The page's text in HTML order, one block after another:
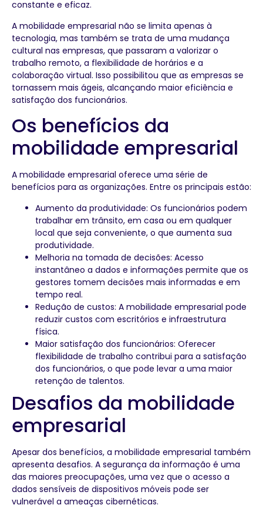
constante e eficaz.
A mobilidade empresarial não se limita apenas à
tecnologia, mas também se trata de uma mudança
cultural nas empresas, que passaram a valorizar o
trabalho remoto, a flexibilidade de horários e a
colaboração virtual. Isso possibilitou que as empresas se
tornassem mais ágeis, alcançando maior eficiência e
satisfação dos funcionários.
Os benefícios da
mobilidade empresarial
A mobilidade empresarial oferece uma série de
benefícios para as organizações. Entre os principais estão:
Aumento da produtividade: Os funcionários podem
trabalhar em trânsito, em casa ou em qualquer
local que seja conveniente, o que aumenta sua
produtividade.
Melhoria na tomada de decisões: Acesso
instantâneo a dados e informações permite que os
gestores tomem decisões mais informadas e em
tempo real.
Redução de custos: A mobilidade empresarial pode
reduzir custos com escritórios e infraestrutura
física.
Maior satisfação dos funcionários: Oferecer
flexibilidade de trabalho contribui para a satisfação
dos funcionários, o que pode levar a uma maior
retenção de talentos.
Desafios da mobilidade
empresarial
Apesar dos benefícios, a mobilidade empresarial também
apresenta desafios. A segurança da informação é uma
das maiores preocupações, uma vez que o acesso a
dados sensíveis de dispositivos móveis pode ser
vulnerável a ameaças cibernéticas.